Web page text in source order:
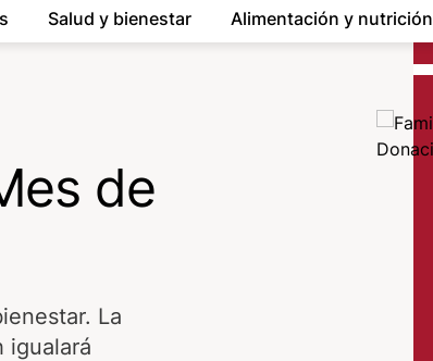
Salud y bienestar Alimentación y nutrición
de
La
igualará
Image